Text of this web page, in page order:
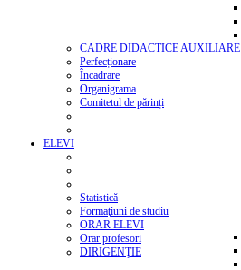
CADRE DIDACTICE AUXILIARE
Perfecționare
Încadrare
Organigrama
Comitetul de părinți
ELEVI
Statistică
Formaţiuni de studiu
ORAR ELEVI
Orar profesori
DIRIGENŢIE